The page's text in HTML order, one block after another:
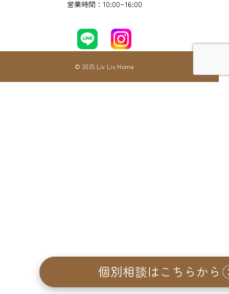
営業時間：10:00~16:00
© 2025 Liv Liv Home
個別相談はこちらから